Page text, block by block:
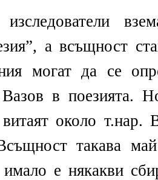
изследователи
а всъщност
могат да се
Вазов в поезията.
около т.нар.
такава
е някакви